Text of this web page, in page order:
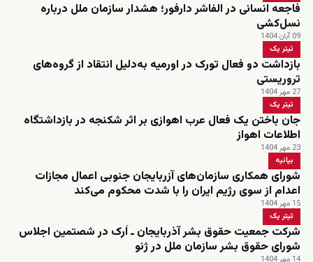
فاجعه انسانی در الفاشر دارفور؛ هشدار سازمان ملل درباره
نسل‌کشی
09 آبان 1404
تیتر یک
بازداشت دو فعال تورک در اورمیه به‌دلیل انتقاد از گروه‌های
تروریستی
27 مهر 1404
تیتر یک
جان باختن یک فعال عرب اهوازی بر اثر شکنجه در بازداشتگاه
اطلاعات اهواز
23 مهر 1404
بیانیه
شورای همکاری سازمان‌های آزربایجان جنوبی اعمال مجازات
اعدام از سوی رژیم ایران را با شدت محکوم می‌کند
15 مهر 1404
تیتر یک
شرکت جمعیت حقوق بشر آذربایجان ـ اَرک در شصتمین اجلاس
شورای حقوق بشر سازمان ملل در ژنو
14 مهر 1404